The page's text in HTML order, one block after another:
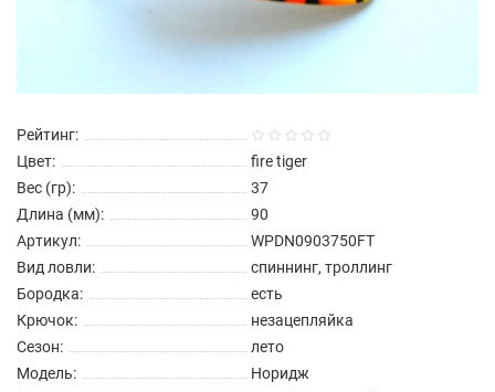
Рейтинг:
Цвет:
fire tiger
Вес (гр):
37
Длина (мм):
90
Артикул:
WPDN0903750FT
Вид ловли:
спиннинг, троллинг
Бородка:
есть
Крючок:
незацепляйка
Сезон:
лето
Модель:
Норидж